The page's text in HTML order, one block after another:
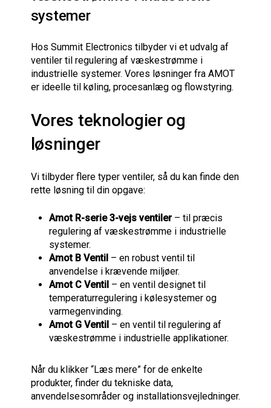
systemer
Hos Summit Electronics tilbyder vi et udvalg af
ventiler til regulering af væskestrømme i
industrielle systemer. Vores løsninger fra AMOT
er ideelle til køling, procesanlæg og flowstyring.
Vores teknologier og
løsninger
Vi tilbyder flere typer ventiler, så du kan finde den
rette løsning til din opgave:
Amot R-serie 3-vejs ventiler– til præcis
regulering af væskestrømme i industrielle
systemer.
Amot B Ventil – en robust ventil til
anvendelse i krævende miljøer.
Amot C Ventil – en ventil designet til
temperaturregulering i kølesystemer og
varmegenvinding.
Amot G Ventil – en ventil til regulering af
væskestrømme i industrielle applikationer.
Når du klikker “Læs mere” for de enkelte
produkter, finder du tekniske data,
anvendelsesområder og installationsvejledninger.